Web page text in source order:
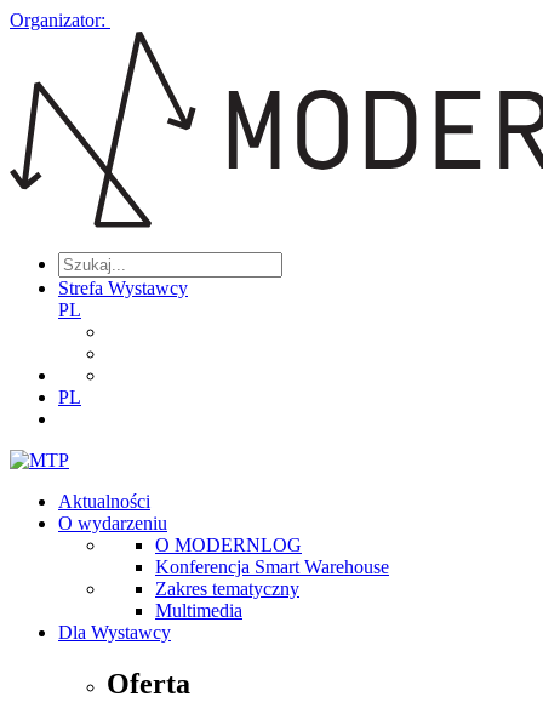
Organizator:
Strefa Wystawcy
PL
PL
Aktualności
O wydarzeniu
O MODERNLOG
Konferencja Smart Warehouse
Zakres tematyczny
Multimedia
Dla Wystawcy
Oferta